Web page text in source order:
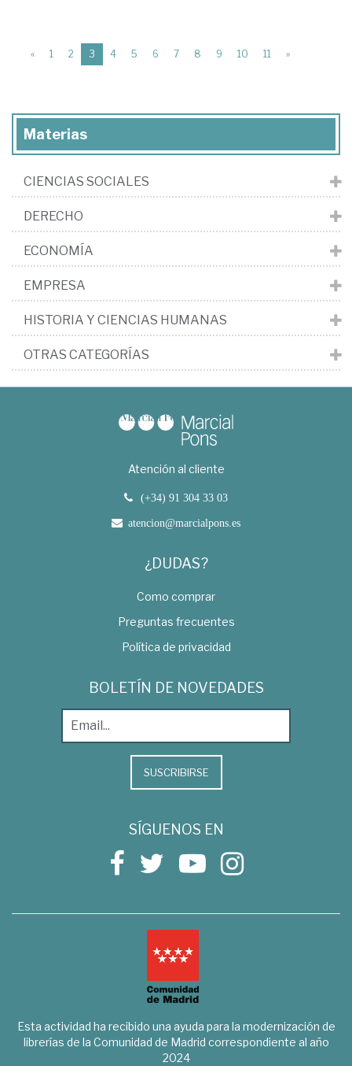
« 1 2 3 (current)
4 5 6 7 8 9 10 11 »
Materias
CIENCIAS SOCIALES
DERECHO
ECONOMÍA
EMPRESA
HISTORIA Y CIENCIAS HUMANAS
OTRAS CATEGORÍAS
Atención al cliente
(+34) 91 304 33 03
atencion@marcialpons.es
¿DUDAS?
Como comprar
Preguntas frecuentes
Política de privacidad
BOLETÍN DE NOVEDADES
SUSCRIBIRSE
SÍGUENOS EN
Esta actividad ha recibido una ayuda para la modernización de
librerías de la Comunidad de Madrid correspondiente al año
2024